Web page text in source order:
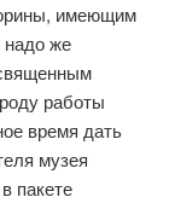
имеющим
надо же
работы
время дать
музея
пакете